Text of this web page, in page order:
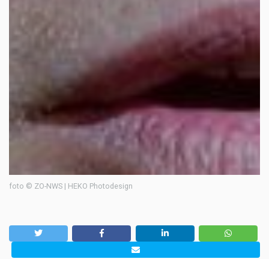
foto © ZO-NWS | HEKO Photodesign